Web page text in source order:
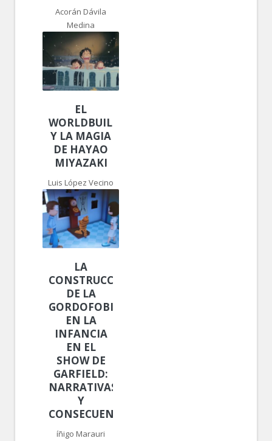
Acorán Dávila
Medina
EL
WORLDBUILDING
Y LA MAGIA
DE HAYAO
MIYAZAKI
Luis López Vecino
LA
CONSTRUCCIÓN
DE LA
GORDOFOBIA
EN LA
INFANCIA
EN EL
SHOW DE
GARFIELD:
NARRATIVAS
Y
CONSECUENCIAS
íñigo Marauri